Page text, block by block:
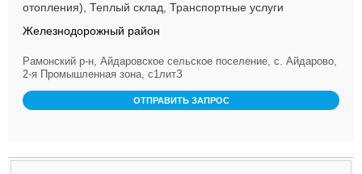
отопления), Теплый склад, Транспортные услуги
Железнодорожный район
Рамонский р-н, Айдаровское сельское поселение, с. Айдарово,
2-я Промышленная зона, с1литЗ
ОТПРАВИТЬ ЗАПРОС